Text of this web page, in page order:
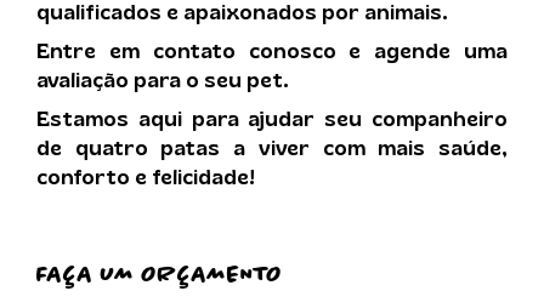
qualificados e apaixonados por animais.
Entre em contato conosco e agende uma
avaliação para o seu pet.
Estamos aqui para ajudar seu companheiro
de quatro patas a viver com mais saúde,
conforto e felicidade!
FAÇA UM ORÇAMENTO